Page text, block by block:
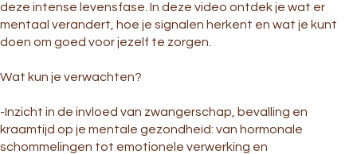
deze intense levensfase. In deze video ontdek je wat er
mentaal verandert, hoe je signalen herkent en wat je kunt
doen om goed voor jezelf te zorgen.
Wat kun je verwachten?
-Inzicht in de invloed van zwangerschap, bevalling en
kraamtijd op je mentale gezondheid: van hormonale
schommelingen tot emotionele verwerking en